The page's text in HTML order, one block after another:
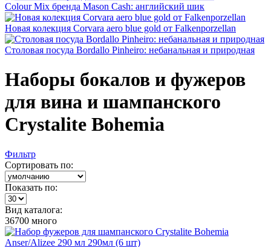
Colour Mix бренда Mason Cash: английский шик
Новая колекция Corvara aero blue gold от Falkenporzellan
Столовая посуда Bordallo Pinheiro: небанальная и природная
Наборы бокалов и фужеров
для вина и шампанского
Crystalite Bohemia
Фильтр
Сортировать по:
Показать по:
Вид каталога:
36700 много